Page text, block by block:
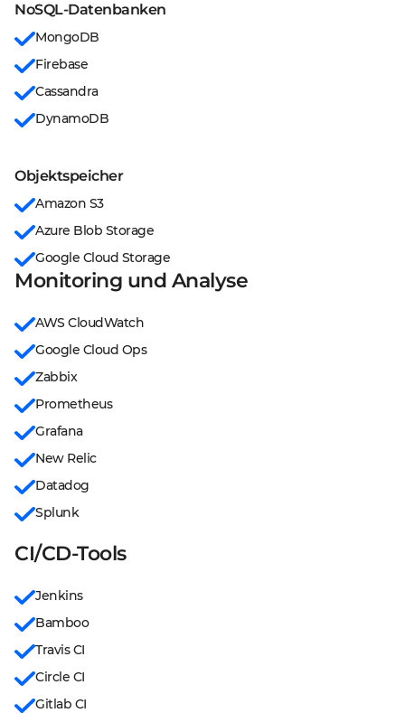
NoSQL-Datenbanken
MongoDB
Firebase
Cassandra
DynamoDB
Objektspeicher
Amazon S3
Azure Blob Storage
Google Cloud Storage
Monitoring und Analyse
AWS CloudWatch
Google Cloud Ops
Zabbix
Prometheus
Grafana
New Relic
Datadog
Splunk
CI/CD-Tools
Jenkins
Bamboo
Travis CI
Circle CI
Gitlab CI